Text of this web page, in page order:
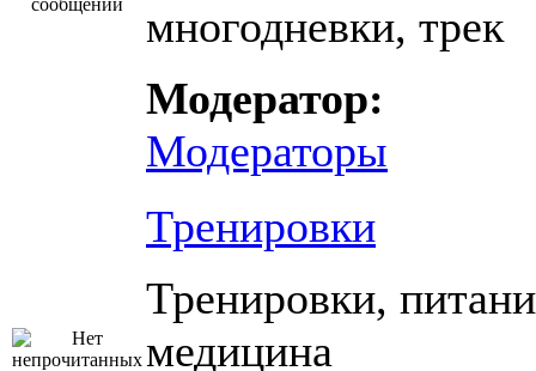
многодневки, трек
Модератор:
Модераторы
Тренировки
Тренировки,
медицина